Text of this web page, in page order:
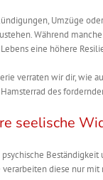
Umzüge
Während
eine höhere
verraten wir dir, wie
des
seelische
verarbeitendiese nur mit